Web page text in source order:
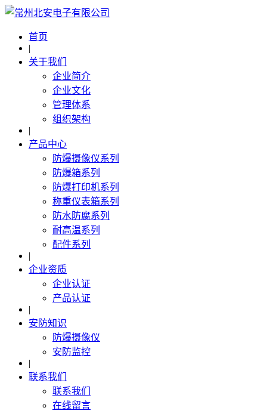
首页
|
关于我们
企业简介
企业文化
管理体系
组织架构
|
产品中心
防爆摄像仪系列
防爆箱系列
防爆打印机系列
称重仪表箱系列
防水防腐系列
耐高温系列
配件系列
|
企业资质
企业认证
产品认证
|
安防知识
防爆摄像仪
安防监控
|
联系我们
联系我们
在线留言